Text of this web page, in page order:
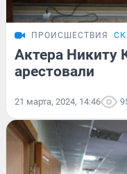
ПРОИСШЕСТВИЯ
Актера Никиту
арестовали
21 марта, 2024, 14:46